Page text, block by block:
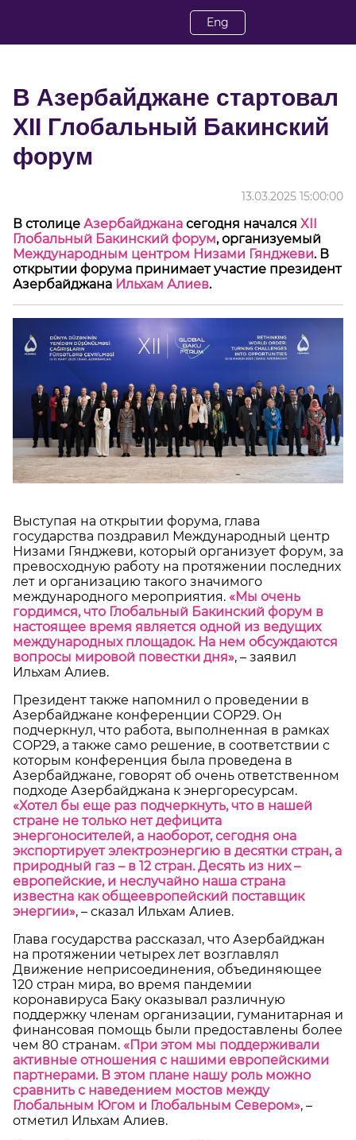
Eng
В Азербайджане стартовал
XII Глобальный Бакинский
форум
13.03.2025 15:00:00
В столице Азербайджана сегодня начался XII
Глобальный Бакинский форум, организуемый
Международным центром Низами Гянджеви. В
открытии форума принимает участие президент
Азербайджана Ильхам Алиев.
Выступая на открытии форума, глава
государства поздравил Международный центр
Низами Гянджеви, который организует форум, за
превосходную работу на протяжении последних
лет и организацию такого значимого
международного мероприятия. «Мы очень
гордимся, что Глобальный Бакинский форум в
настоящее время является одной из ведущих
международных площадок. На нем обсуждаются
вопросы мировой повестки дня», – заявил
Ильхам Алиев.
Президент также напомнил о проведении в
Азербайджане конференции COP29. Он
подчеркнул, что работа, выполненная в рамках
COP29, а также само решение, в соответствии с
которым конференция была проведена в
Азербайджане, говорят об очень ответственном
подходе Азербайджана к энергоресурсам.
«Хотел бы еще раз подчеркнуть, что в нашей
стране не только нет дефицита
энергоносителей, а наоборот, сегодня она
экспортирует электроэнергию в десятки стран, а
природный газ – в 12 стран. Десять из них –
европейские, и неслучайно наша страна
известна как общеевропейский поставщик
энергии», – сказал Ильхам Алиев.
Глава государства рассказал, что Азербайджан
на протяжении четырех лет возглавлял
Движение неприсоединения, объединяющее
120 стран мира, во время пандемии
коронавируса Баку оказывал различную
поддержку членам организации, гуманитарная и
финансовая помощь были предоставлены более
чем 80 странам. «При этом мы поддерживали
активные отношения с нашими европейскими
партнерами. В этом плане нашу роль можно
сравнить с наведением мостов между
Глобальным Югом и Глобальным Севером», –
отметил Ильхам Алиев.